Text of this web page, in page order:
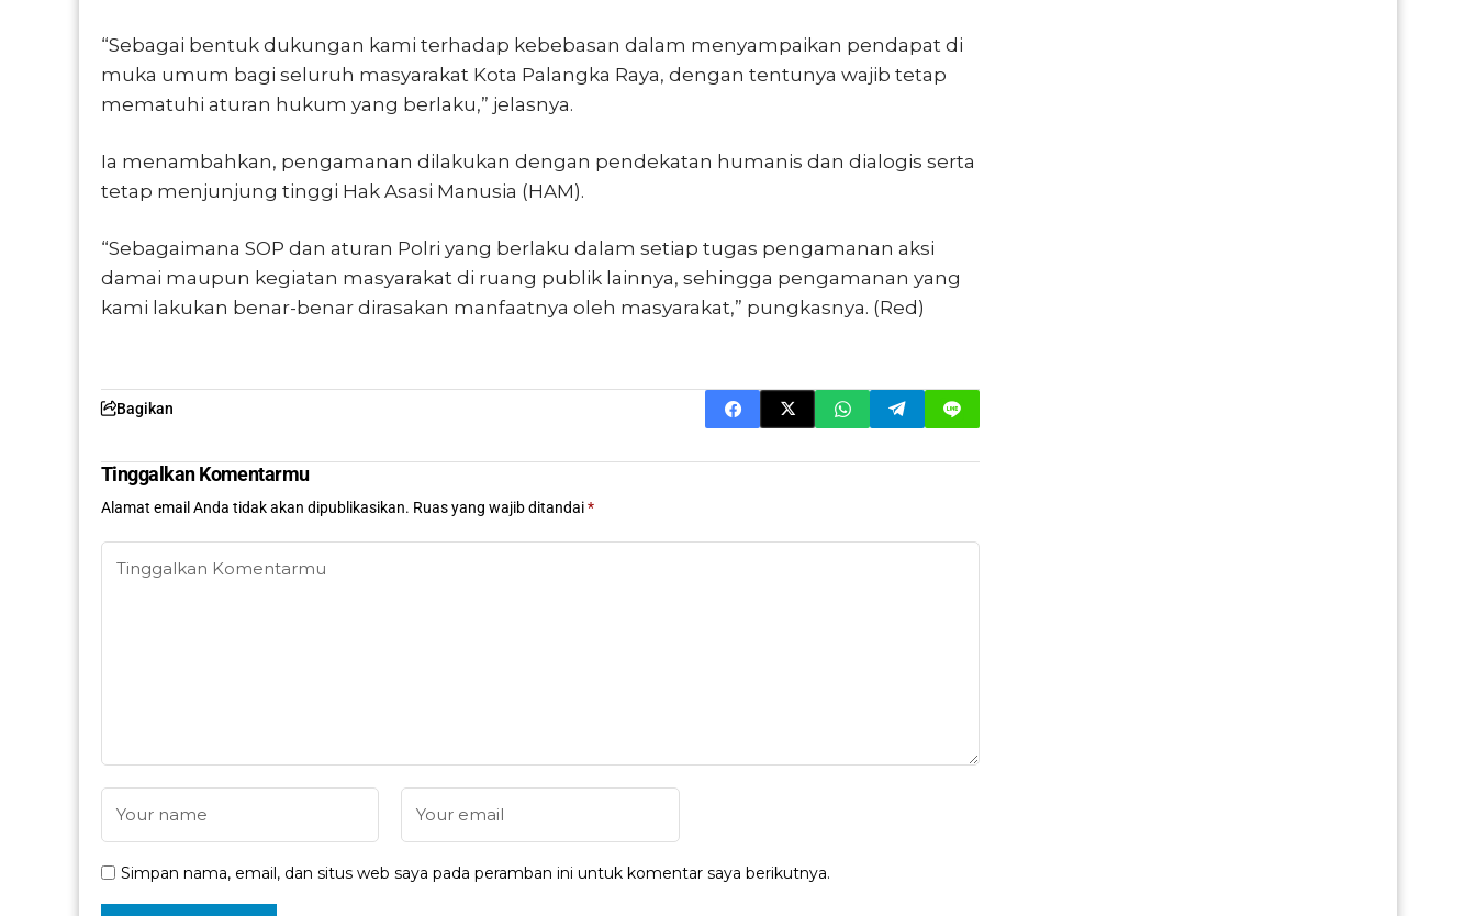
“Sebagai bentuk dukungan kami terhadap kebebasan dalam menyampaikan pendapat di
muka umum bagi seluruh masyarakat Kota Palangka Raya, dengan tentunya wajib tetap
mematuhi aturan hukum yang berlaku,” jelasnya.
Ia menambahkan, pengamanan dilakukan dengan pendekatan humanis dan dialogis serta
tetap menjunjung tinggi Hak Asasi Manusia (HAM).
“Sebagaimana SOP dan aturan Polri yang berlaku dalam setiap tugas pengamanan aksi
damai maupun kegiatan masyarakat di ruang publik lainnya, sehingga pengamanan yang
kami lakukan benar-benar dirasakan manfaatnya oleh masyarakat,” pungkasnya. (Red)
Bagikan
Tinggalkan Komentarmu
Alamat email Anda tidak akan dipublikasikan. Ruas yang wajib ditandai*
Simpan nama, email, dan situs web saya pada peramban ini untuk komentar saya berikutnya.